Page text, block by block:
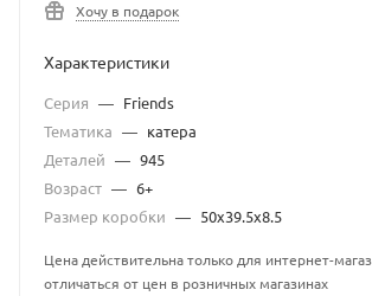
Хочу в подарок
Характеристики
Серия — Friends
Тематика — катера
Деталей — 945
Возраст — 6+
Размер коробки — 50х39.5х8.5
Цена действительна только для интернет-
отличаться от цен в розничных магазинах